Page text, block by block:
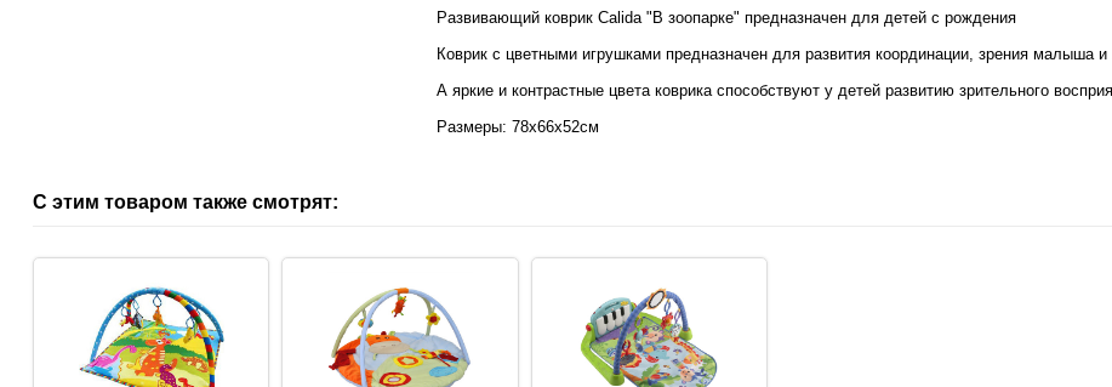
Развивающий коврик Calida "В зоопарке" предназначен для детей с рождения
Коврик с цветными игрушками предназначен для развития координации, зрения малыша и
А яркие и контрастные цвета коврика способствуют у детей развитию зрительного
Размеры: 78х66х52см
С этим товаром также смотрят: